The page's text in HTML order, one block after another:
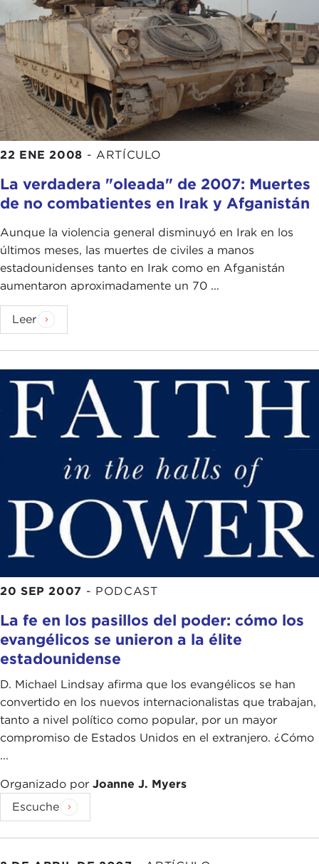
22 ENE 2008 - ARTÍCULO
La verdadera "oleada" de 2007: Muertes
de no combatientes en Irak y Afganistán
Aunque la violencia general disminuyó en Irak en los
últimos meses, las muertes de civiles a manos
estadounidenses tanto en Irak como en Afganistán
aumentaron aproximadamente un 70 ...
Leer
20 SEP 2007 - PODCAST
La fe en los pasillos del poder: cómo los
evangélicos se unieron a la élite
estadounidense
D. Michael Lindsay afirma que los evangélicos se han
convertido en los nuevos internacionalistas que trabajan,
tanto a nivel político como popular, por un mayor
compromiso de Estados Unidos en el extranjero. ¿Cómo
...
Organizado por Joanne J. Myers
Escuche